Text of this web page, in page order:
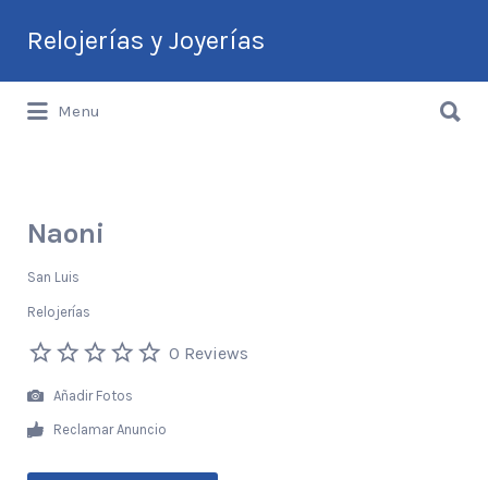
Relojerías y Joyerías
Guía de Relojerías y Joyerías en
por:
Menu
por:
Naoni
San Luis
Relojerías
0 Reviews
Añadir Fotos
Reclamar Anuncio